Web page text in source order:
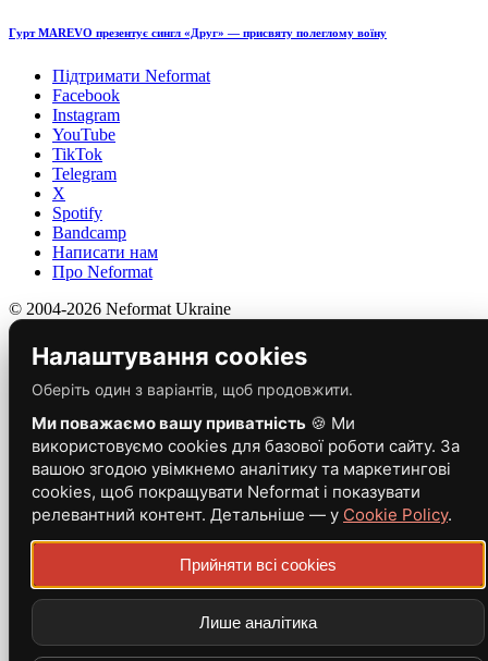
Гурт MAREVO презентує сингл «Друг» — присвяту полеглому воїну
Підтримати Neformat
Facebook
Instagram
YouTube
TikTok
Telegram
X
Spotify
Bandcamp
Написати нам
Про Neformat
© 2004-2026 Neformat Ukraine
Налаштування cookies
Оберіть один з варіантів, щоб продовжити.
Ми поважаємо вашу приватність 🍪 Ми
використовуємо cookies для базової роботи сайту. За
вашою згодою увімкнемо аналітику та маркетингові
cookies, щоб покращувати Neformat і показувати
релевантний контент. Детальніше — у Cookie Policy.
Прийняти всі cookies
Лише аналітика